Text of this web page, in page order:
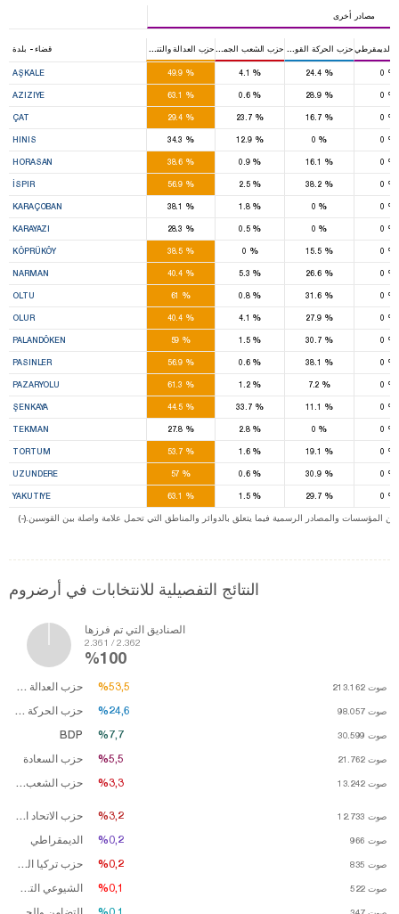
مصادر أخرى
قضاء - بلدة حزب الحركة القومية الديمقرطي
AŞKALE % % %
24.4 %
AZIZIYE % %
0.6 %
28.9 %
ÇAT % % %
16.7 %
HINIS % % % %
HORASAN % %
0.9 % %
İSPIR % %
2.5 %
38.2 %
KARAÇOBAN % %
1.8 % %
KARAYAZI % %
0.5 % %
KÖPRÜKÖY % % %
15.5 %
NARMAN % % %
26.6 %
OLTU % %
0.8 %
31.6 %
OLUR % % %
27.9 %
PALANDÖKEN % %
1.5 %
30.7 %
PASINLER % %
0.6 % %
PAZARYOLU % %
1.2 % %
ŞENKAYA % % % %
TEKMAN % %
2.8 % %
TORTUM % %
1.6 % %
UZUNDERE % %
0.6 %
30.9 %
YAKUTIYE % %
1.5 %
29.7 %
المؤسسات والمصادر الرسمية فيما يتعلق بالدوائر والمناطق التي تحمل علامة واصلة بين القوسين
النتائج التفصيلية للانتخابات في أرضروم
الصناديق التي تم فرزها
2.361 / 2.362
%100
حزب العدالة والتنمية
حزب الحركة القومية
BDP
حزب السعادة
حزب الشعب الجمهوري
%53,5 213.162 صوت
%24,6 98.057 صوت
%7,7 30.599 صوت
%5,5 21.762 صوت
%3,3 13.242 صوت
%53,5
%24,6
%7,7
%5,5
%3,3
حزب الاتحاد الكبير
الديمقراطي
حزب تركيا العظمى
الشيوعي التركي
%3,2 12.733 صوت
%0,2 966 صوت
%0,2 835 صوت
%0,1 522 صوت
%3,2
%0,2
%0,2
%0,1